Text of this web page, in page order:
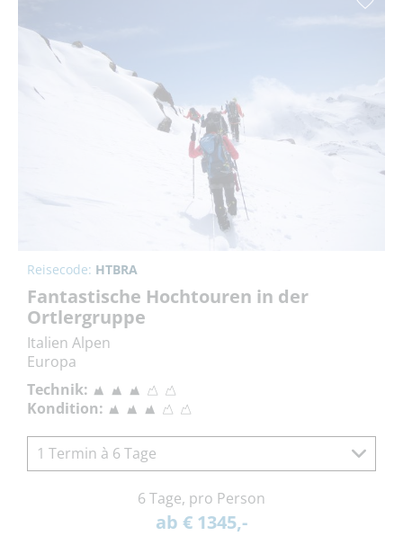
Reisecode: HTBRA
Fantastische Hochtouren in der
Ortlergruppe
Italien Alpen
Europa
Technik:
Kondition:
1 Termin à 6 Tage
6 Tage, pro Person
ab € 1345,-